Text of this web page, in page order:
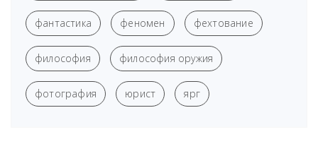
фантастика феномен фехтование
философия философия оружия
фотография юрист ярг